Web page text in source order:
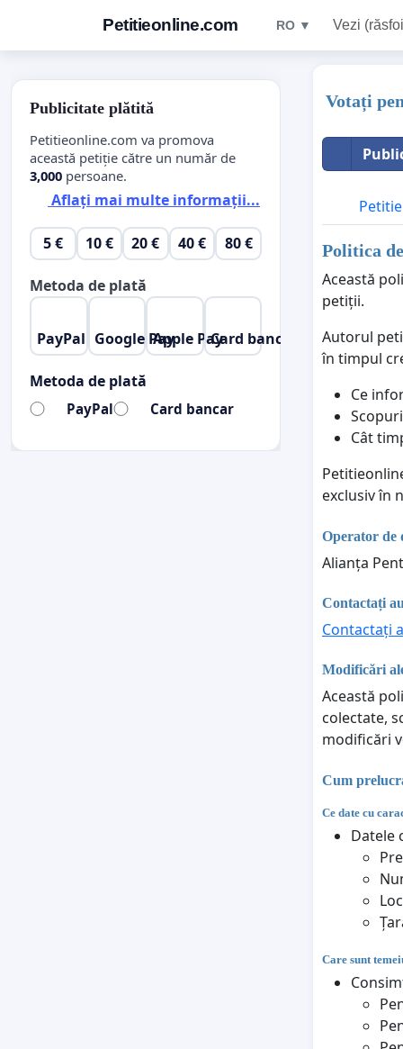
Petitieonline.com RO ▼ Vezi
Votați
Petitie
Politica
Această
petiții.
Autorul
în timpul
Ce
Cât
exclusiv în
Operator de
Alianța
Contactați
Contactați
Modificări
Această
colectate,
modificări
Cum
Ce date cu
Datele
Care sunt
Publicitate plătită
Petitieonline.com va promova
această petiție către un număr de
3,000 persoane.
Aflați mai multe informații...
5 € 10 € 20 € 40 € 80 €
Metoda de plată
PayPal Google PayApple PayCard bancar
Metoda de plată
PayPal Card bancar